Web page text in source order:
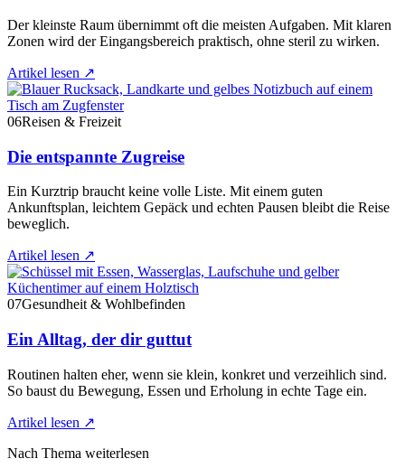
Der kleinste Raum übernimmt oft die meisten Aufgaben. Mit klaren
Zonen wird der Eingangsbereich praktisch, ohne steril zu wirken.
Artikel lesen ↗
06Reisen & Freizeit
Die entspannte Zugreise
Ein Kurztrip braucht keine volle Liste. Mit einem guten
Ankunftsplan, leichtem Gepäck und echten Pausen bleibt die Reise
beweglich.
Artikel lesen ↗
07Gesundheit & Wohlbefinden
Ein Alltag, der dir guttut
Routinen halten eher, wenn sie klein, konkret und verzeihlich sind.
So baust du Bewegung, Essen und Erholung in echte Tage ein.
Artikel lesen ↗
Nach Thema weiterlesen